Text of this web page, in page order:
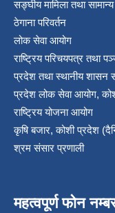
सङ्‍घीय मामिला तथा
ठेगाना परिवर्तन
लोक सेवा आयोग
राष्ट्रिय परिचयपत्र तथा
प्रदेश तथा स्थानीय शासन
प्रदेश लोक सेवा आयोग,
राष्ट्रिय योजना आयोग
कृषि बजार, कोशी प्रदेश
श्रम संसार प्रणाली
महत्वपूर्ण फोन